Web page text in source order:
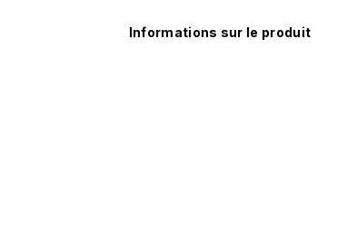
Informations sur le produit